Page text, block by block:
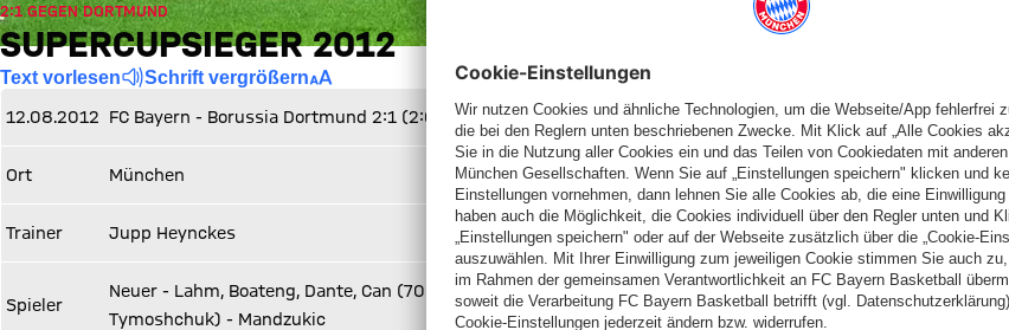
2:1 GEGEN DORTMUND
SUPERCUPSIEGER 2012
Text vorlesen Schrift vergrößern
12.08.2012 FC Bayern - Borussia Dortmund 2:1 (2:0)
Ort München
Trainer Jupp Heynckes
Spieler
Neuer - Lahm, Boateng, Dante, Can (70. Badstuber) - Gustavo, Kroos - Robben (86. Shaqiri), Müller, Ribéry (81.
Tymoshchuk) - Mandzukic